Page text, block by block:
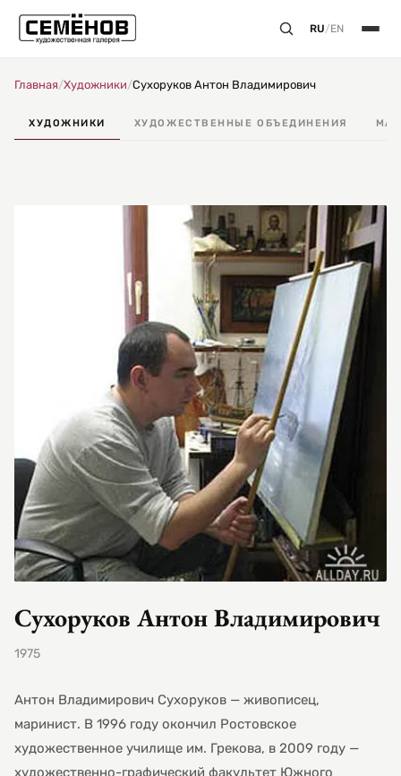
RU/EN
Главная/Художники/Сухоруков Антон Владимирович
ХУДОЖНИКИ ХУДОЖЕСТВЕННЫЕ ОБЪЕДИНЕНИЯ
Сухоруков Антон Владимирович
1975
Антон Владимирович Сухоруков — живописец,
маринист. В 1996 году окончил Ростовское
художественное училище им. Грекова, в 2009 году —
художественно-графический факультет Южного